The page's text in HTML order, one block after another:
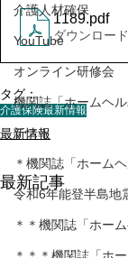
介護人材確保
YouTube
オンライン研修会
機関誌「ホームヘ
テスト
＊機関誌「ホーム
令和6年能登半島地
＊＊機関誌「ホー
＊＊＊機関誌「ホ
1189.pdf
ダウンロー
タグ：
介護保険最新情報
最新情報
最新記事